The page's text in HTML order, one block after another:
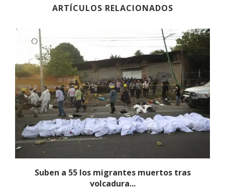
ARTÍCULOS RELACIONADOS
Suben a 55 los migrantes muertos tras
volcadura...